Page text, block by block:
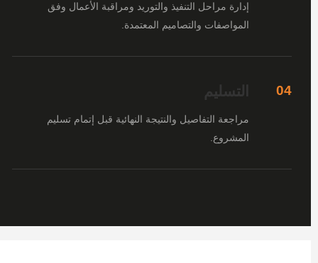
إدارة مراحل التنفيذ والتوريد ومراقبة الأعمال وفق
المواصفات والتصاميم المعتمدة.
04 التسليم
مراجعة التفاصيل والنتيجة النهائية قبل إتمام تسليم
المشروع.